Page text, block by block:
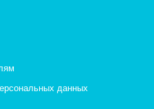
данных